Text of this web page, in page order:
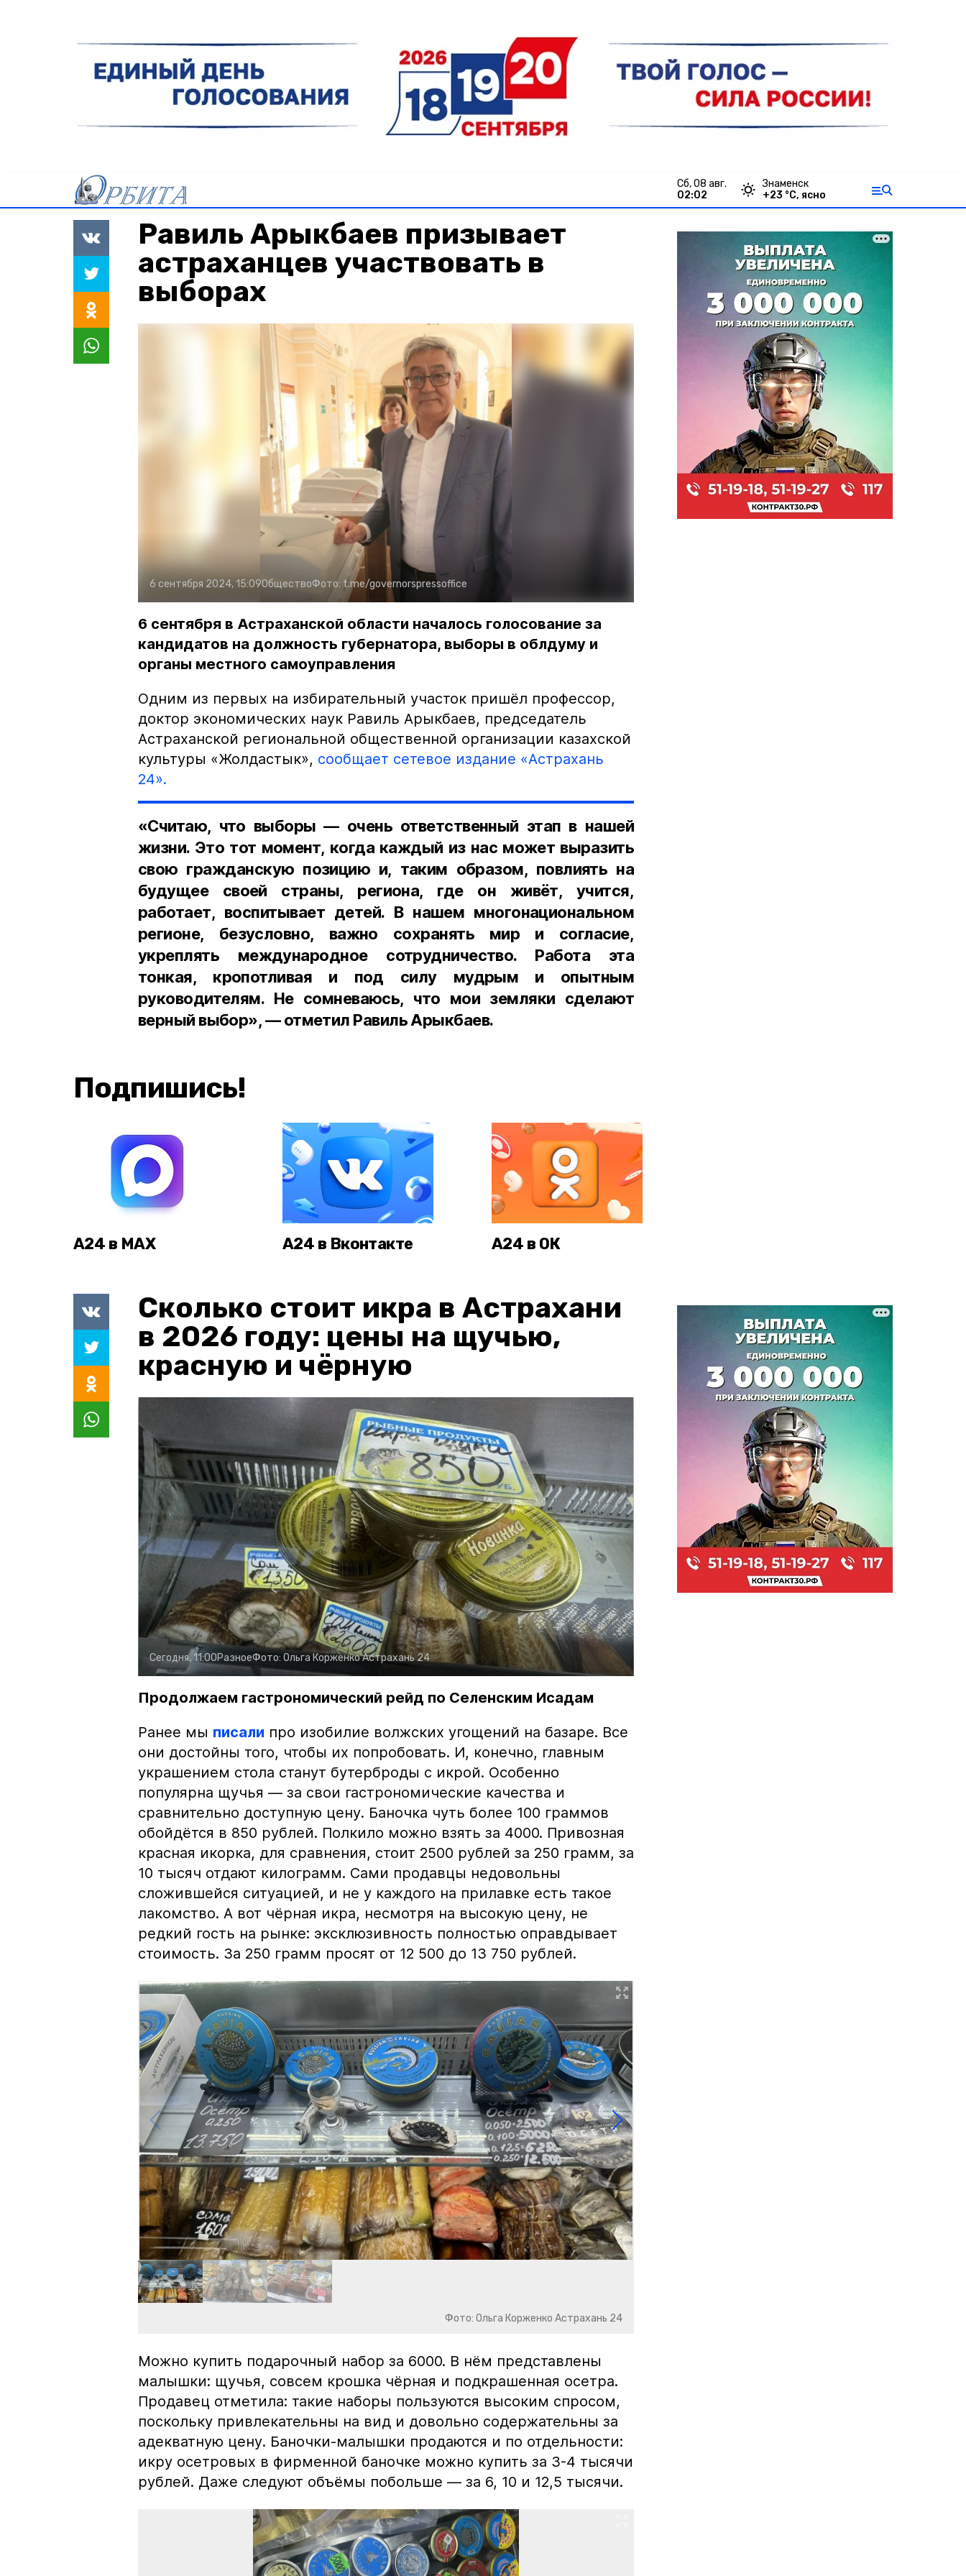
сб, 08 авг.
02:02
Знаменск
+23 °С, ясно
Равиль Арыкбаев призывает
астраханцев участвовать в
выборах
6 сентября 2024, 15:09ОбществоФото: t.me/governorspressoffice
6 сентября в Астраханской области началось голосование за
кандидатов на должность губернатора, выборы в облдуму и
органы местного самоуправления
Одним из первых на избирательный участок пришёл профессор,
доктор экономических наук Равиль Арыкбаев, председатель
Астраханской региональной общественной организации казахской
культуры «Жолдастык», сообщает сетевое издание «Астрахань
24».
«Считаю, что выборы — очень ответственный этап в нашей
жизни. Это тот момент, когда каждый из нас может выразить
свою гражданскую позицию и, таким образом, повлиять на
будущее своей страны, региона, где он живёт, учится,
работает, воспитывает детей. В нашем многонациональном
регионе, безусловно, важно сохранять мир и согласие,
укреплять международное сотрудничество. Работа эта
тонкая, кропотливая и под силу мудрым и опытным
руководителям. Не сомневаюсь, что мои земляки сделают
верный выбор», — отметил Равиль Арыкбаев.
Подпишись!
А24 в MAX А24 в Вконтакте А24 в ОК
Сколько стоит икра в Астрахани
в 2026 году: цены на щучью,
красную и чёрную
Сегодня, 11:00РазноеФото: Ольга КорженкоАстрахань 24
Продолжаем гастрономический рейд по Селенским Исадам
Ранее мы писали про изобилие волжских угощений на базаре. Все
они достойны того, чтобы их попробовать. И, конечно, главным
украшением стола станут бутерброды с икрой. Особенно
популярна щучья — за свои гастрономические качества и
сравнительно доступную цену. Баночка чуть более 100 граммов
обойдётся в 850 рублей. Полкило можно взять за 4000. Привозная
красная икорка, для сравнения, стоит 2500 рублей за 250 грамм, за
10 тысяч отдают килограмм. Сами продавцы недовольны
сложившейся ситуацией, и не у каждого на прилавке есть такое
лакомство. А вот чёрная икра, несмотря на высокую цену, не
редкий гость на рынке: эксклюзивность полностью оправдывает
стоимость. За 250 грамм просят от 12 500 до 13 750 рублей.
Фото: Ольга Корженко Астрахань 24
Можно купить подарочный набор за 6000. В нём представлены
малышки: щучья, совсем крошка чёрная и подкрашенная осетра.
Продавец отметила: такие наборы пользуются высоким спросом,
поскольку привлекательны на вид и довольно содержательны за
адекватную цену. Баночки-малышки продаются и по отдельности:
икру осетровых в фирменной баночке можно купить за 3-4 тысячи
рублей. Даже следуют объёмы побольше — за 6, 10 и 12,5 тысячи.